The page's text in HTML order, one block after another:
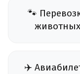
🐾
животных
✈️